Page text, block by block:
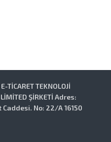
TİCARET TEKNOLOJİ
ŞİRKETİ Adres:
No: 22/A 16150